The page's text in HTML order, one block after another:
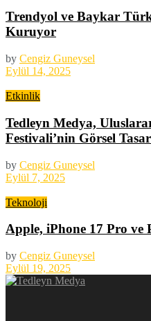
Trendyol ve Baykar
Kuruyor
by Cengiz Guneysel
Eylül 14, 2025
Etkinlik
Tedleyn Medya,
Festivali’nin Görsel
by Cengiz Guneysel
Eylül 7, 2025
Teknoloji
Apple, iPhone 17 Pro ve
by Cengiz Guneysel
Eylül 19, 2025